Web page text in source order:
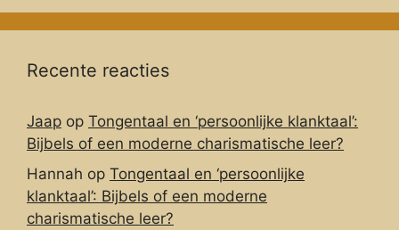
Recente reacties
Jaap op Tongentaal en ‘persoonlijke klanktaal’:
Bijbels of een moderne charismatische leer?
Hannah op Tongentaal en ‘persoonlijke
klanktaal’: Bijbels of een moderne
charismatische leer?